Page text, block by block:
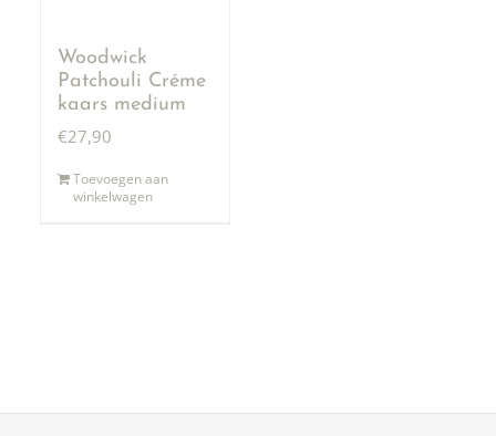
Woodwick
Patchouli Créme
kaars medium
€27,90
Toevoegen aan
winkelwagen